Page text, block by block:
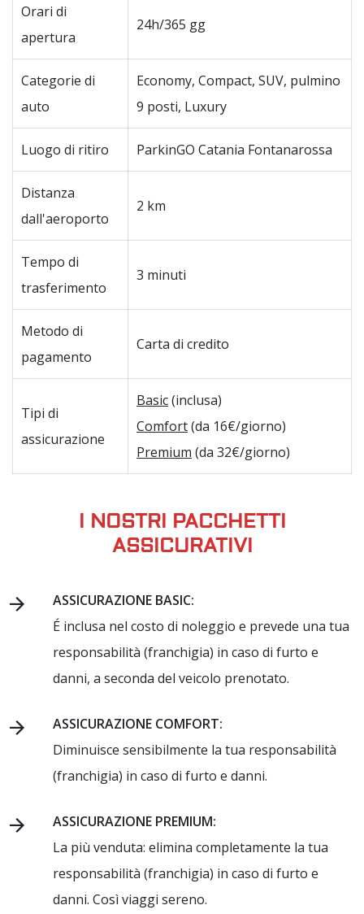
Orari di
apertura
24h/365 gg
Categorie di
auto
Economy, Compact, SUV, pulmino
9 posti, Luxury
Luogo di ritiro ParkinGO Catania Fontanarossa
Distanza
dall'aeroporto
2 km
Tempo di
trasferimento
3 minuti
Metodo di
pagamento
Carta di credito
Tipi di
assicurazione
Basic(inclusa)
Comfort(da 16€/giorno)
Premium (da 32€/giorno)
I NOSTRI PACCHETTI
ASSICURATIVI
ASSICURAZIONE BASIC:
É inclusa nel costo di noleggio e prevede una tua
responsabilità (franchigia) in caso di furto e
danni, a seconda del veicolo prenotato.
ASSICURAZIONE COMFORT:
Diminuisce sensibilmente la tua responsabilità
(franchigia) in caso di furto e danni.
ASSICURAZIONE PREMIUM:
La più venduta: elimina completamente la tua
responsabilità (franchigia) in caso di furto e
danni. Così viaggi sereno.